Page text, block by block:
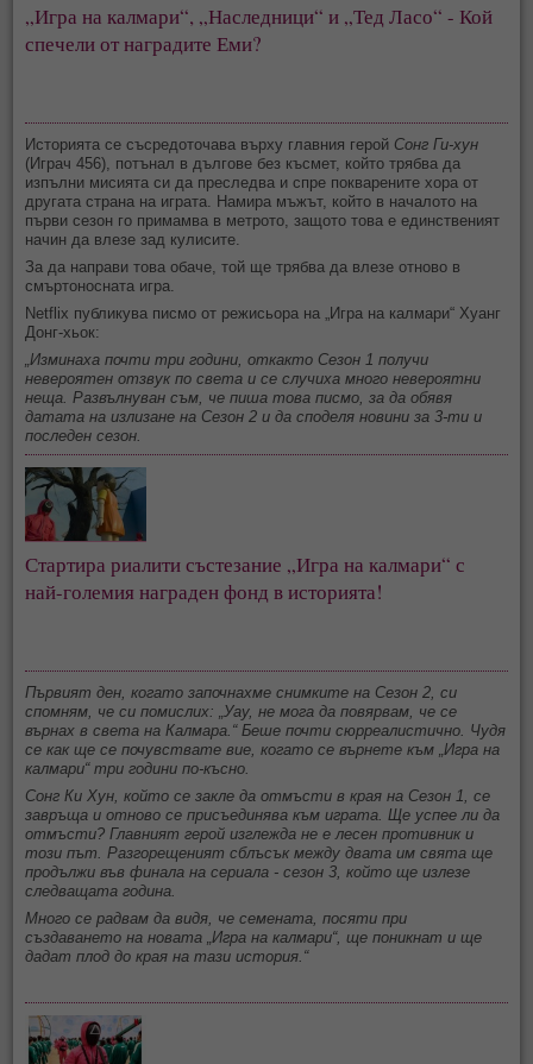
„Игра на калмари“, „Наследници“ и „Тед Ласо“ - Кой
спечели от наградите Еми?
Историята се съсредоточава върху главния герой Сонг Ги-хун
(Играч 456), потънал в дългове без късмет, който трябва да
изпълни мисията си да преследва и спре покварените хора от
другата страна на играта. Намира мъжът, който в началото на
първи сезон го примамва в метрото, защото това е единственият
начин да влезе зад кулисите.
За да направи това обаче, той ще трябва да влезе отново в
смъртоносната игра.
Netflix публикува писмо от режисьора на „Игра на калмари“ Хуанг
Донг-хьок:
„Изминаха почти три години, откакто Сезон 1 получи
невероятен отзвук по света и се случиха много невероятни
неща. Развълнуван съм, че пиша това писмо, за да обявя
датата на излизане на Сезон 2 и да споделя новини за 3-ти и
последен сезон.
Стартира риалити състезание „Игра на калмари“ с
най-големия награден фонд в историята!
Първият ден, когато започнахме снимките на Сезон 2, си
спомням, че си помислих: „Уау, не мога да повярвам, че се
върнах в света на Калмара.“ Беше почти сюрреалистично. Чудя
се как ще се почувствате вие, когато се върнете към „Игра на
калмари“ три години по-късно.
Сонг Ки Хун, който се закле да отмъсти в края на Сезон 1, се
завръща и отново се присъединява към играта. Ще успее ли да
отмъсти? Главният герой изглежда не е лесен противник и
този път. Разгорещеният сблъсък между двата им свята ще
продължи във финала на сериала - сезон 3, който ще излезе
следващата година.
Много се радвам да видя, че семената, посяти при
създаването на новата „Игра на калмари“, ще поникнат и ще
дадат плод до края на тази история.“